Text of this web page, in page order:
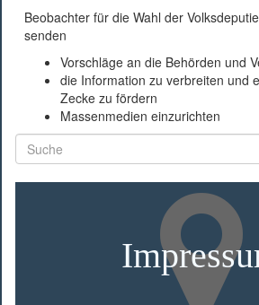
Beobachter für die Wahl der
senden
Vorschläge an die Behörden und
die Information zu verbreiten und
Zecke zu fördern
Massenmedien einzurichten